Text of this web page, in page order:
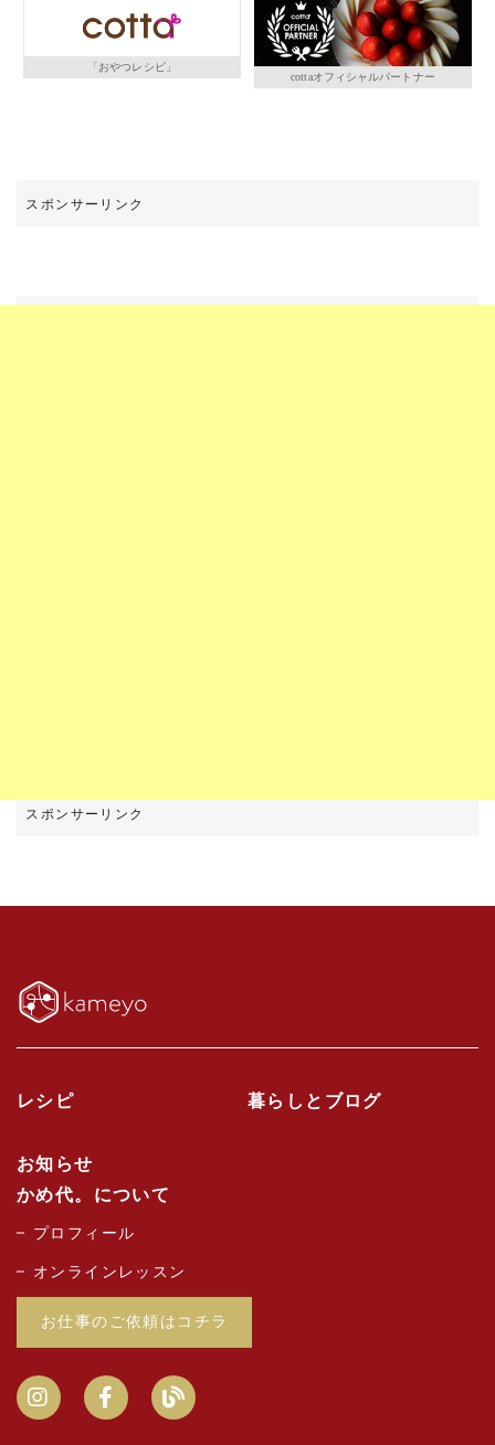
「おやつレシピ」
cottaオフィシャルパートナー
レシピ 暮らしとブログ
お知らせ
かめ代。について
プロフィール
オンラインレッスン
お仕事のご依頼はコチラ